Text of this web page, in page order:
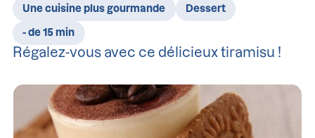
Une cuisine plus gourmande Dessert
- de 15 min
Régalez-vous avec ce délicieux tiramisu !